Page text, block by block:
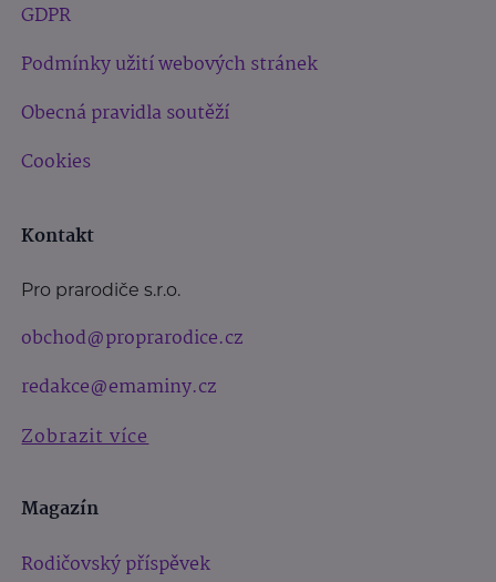
GDPR
Podmínky užití webových stránek
Obecná pravidla soutěží
Cookies
Kontakt
Pro prarodiče s.r.o.
obchod@proprarodice.cz
redakce@emaminy.cz
Zobrazit více
Magazín
Rodičovský příspěvek